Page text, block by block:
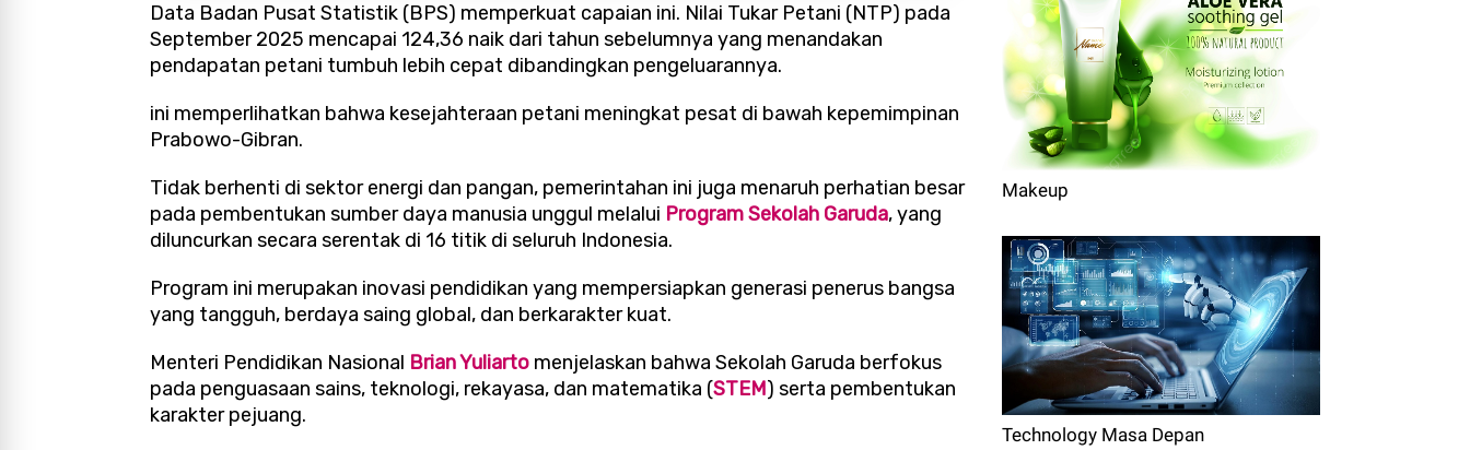
Data Badan Pusat Statistik (BPS) memperkuat capaian ini. Nilai Tukar Petani (NTP) pada
September 2025 mencapai 124,36 naik dari tahun sebelumnya yang menandakan
pendapatan petani tumbuh lebih cepat dibandingkan pengeluarannya.
ini memperlihatkan bahwa kesejahteraan petani meningkat pesat di bawah kepemimpinan
Prabowo-Gibran.
Tidak berhenti di sektor energi dan pangan, pemerintahan ini juga menaruh perhatian besar
pada pembentukan sumber daya manusia unggul melalui Program Sekolah Garuda, yang
diluncurkan secara serentak di 16 titik di seluruh Indonesia.
Program ini merupakan inovasi pendidikan yang mempersiapkan generasi penerus bangsa
yang tangguh, berdaya saing global, dan berkarakter kuat.
Menteri Pendidikan Nasional Brian Yuliarto menjelaskan bahwa Sekolah Garuda berfokus
pada penguasaan sains, teknologi, rekayasa, dan matematika (STEM) serta pembentukan
karakter pejuang.
Makeup
Technology Masa Depan